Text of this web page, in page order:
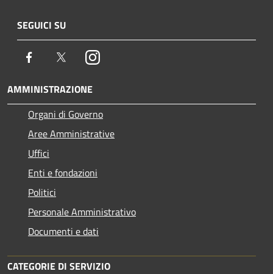
SEGUICI SU
Facebook TwitterInstagram
AMMINISTRAZIONE
Organi di Governo
Aree Amministrative
Uffici
Enti e fondazioni
Politici
Personale Amministrativo
Documenti e dati
CATEGORIE DI SERVIZIO